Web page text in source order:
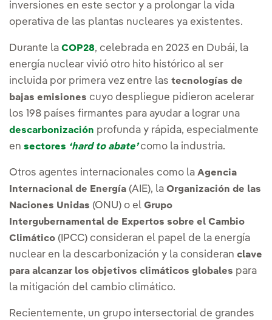
inversiones en este sector y a prolongar la vida
operativa de las plantas nucleares ya existentes.
Durante la COP28, celebrada en 2023 en Dubái, la
energía nuclear vivió otro hito histórico al ser
incluida por primera vez entre las tecnologías de
bajas emisiones cuyo despliegue pidieron acelerar
los 198 países firmantes para ayudar a lograr una
descarbonización profunda y rápida, especialmente
en sectores ‘hard to abate’ como la industria.
Otros agentes internacionales como la Agencia
Internacional de Energía (AIE), la Organización de las
Naciones Unidas (ONU) o el Grupo
Intergubernamental de Expertos sobre el Cambio
Climático (IPCC) consideran el papel de la energía
nuclear en la descarbonización y la consideran clave
para alcanzar los objetivos climáticos globales para
la mitigación del cambio climático.
Recientemente, un grupo intersectorial de grandes